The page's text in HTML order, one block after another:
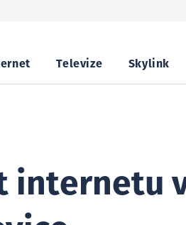
Televize Skylink
internetu